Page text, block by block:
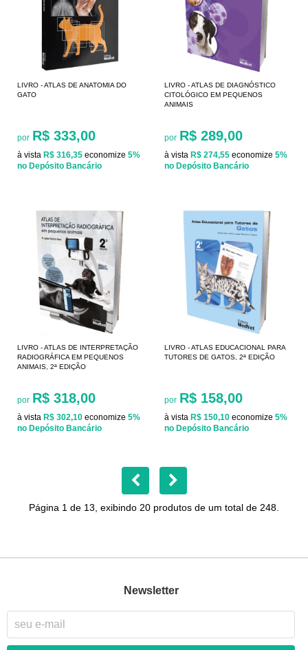
LIVRO - ATLAS DE ANATOMIA DO
GATO
por R$ 333,00
à vista R$ 316,35 economize 5%
no Depósito Bancário
LIVRO - ATLAS DE DIAGNÓSTICO
CITOLÓGICO EM PEQUENOS
ANIMAIS
por R$ 289,00
à vista R$ 274,55 economize 5%
no Depósito Bancário
LIVRO - ATLAS DE INTERPRETAÇÃO
RADIOGRÁFICA EM PEQUENOS
ANIMAIS, 2ª EDIÇÃO
por R$ 318,00
à vista R$ 302,10 economize 5%
no Depósito Bancário
LIVRO - ATLAS EDUCACIONAL PARA
TUTORES DE GATOS, 2ª EDIÇÃO
por R$ 158,00
à vista R$ 150,10 economize 5%
no Depósito Bancário
Página 1 de 13, exibindo 20 produtos de um total de 248.
Newsletter